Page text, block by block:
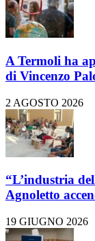
A Termoli ha
di Vincenzo
2 AGOSTO 2026
“L’industria
Agnoletto
19 GIUGNO 2026